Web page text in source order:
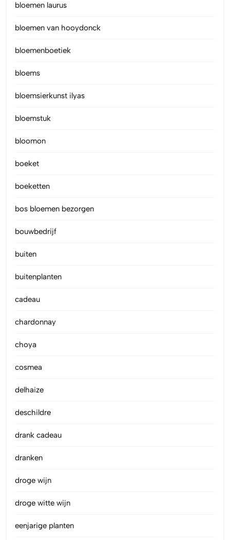
bloemen laurus
bloemen van hooydonck
bloemenboetiek
bloems
bloemsierkunst ilyas
bloemstuk
bloomon
boeket
boeketten
bos bloemen bezorgen
bouwbedrijf
buiten
buitenplanten
cadeau
chardonnay
choya
cosmea
delhaize
deschildre
drank cadeau
dranken
droge wijn
droge witte wijn
eenjarige planten